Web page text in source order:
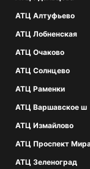
АТЦ Алтуфьево
АТЦ Лобненская
АТЦ Очаково
АТЦ Солнцево
АТЦ Раменки
АТЦ Варшавское ш
АТЦ Измайлово
АТЦ Проспект
АТЦ Зеленоград